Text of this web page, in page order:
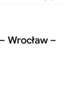
Wrocław –